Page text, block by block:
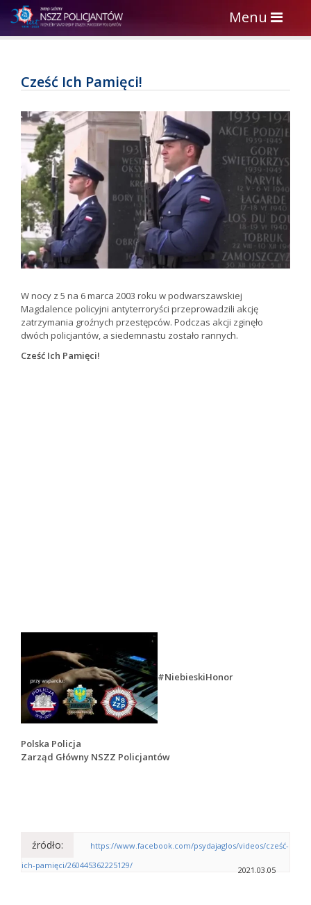
Toggle
navigation
Menu
Cześć Ich Pamięci!
W nocy z 5 na 6 marca 2003 roku w podwarszawskiej
Magdalence policyjni antyterroryści przeprowadzili akcję
zatrzymania groźnych przestępców. Podczas akcji zginęło
dwóch policjantów, a siedemnastu zostało rannych.
Cześć Ich Pamięci!
#NiebieskiHonor
Polska Policja
Zarząd Główny NSZZ Policjantów
źródło:
https://www.facebook.com/psydajaglos/videos/cześć-
ich-pamięci/260445362225129/
2021.03.05